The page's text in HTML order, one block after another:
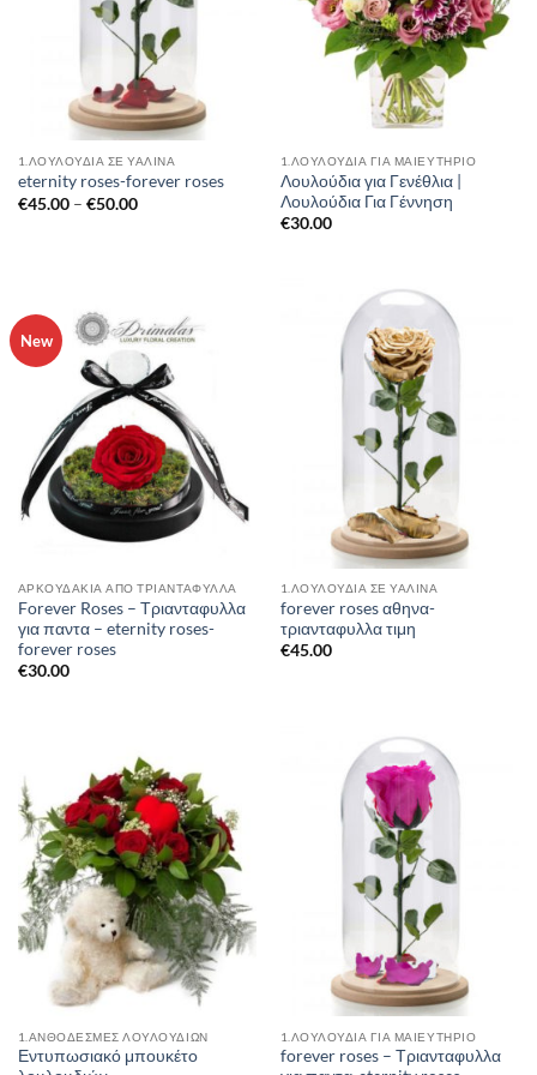
1.ΛΟΥΛΟΎΔΙΑ ΣΈ ΥΆΛΙΝΑ
eternity roses-forever roses
€45.00 – €50.00Price
1.ΛΟΥΛΟΥΔΙΑ ΓΙΑ ΜΑΙΕΥΤΗΡΙΟ
Λουλούδια για Γενέθλια |
Λουλούδια Για Γέννηση
€30.00
New
AΡΚΟΥΔΆΚΙΑ ΑΠΌ ΤΡΙΑΝΤΆΦΥΛΛΑ
Forever Roses – Τριανταφυλλα
για παντα – eternity roses-
forever roses
€30.00
1.ΛΟΥΛΟΎΔΙΑ ΣΈ ΥΆΛΙΝΑ
forever roses αθηνα-
τριανταφυλλα τιμη
€45.00
1.ΑΝΘΟΔΕΣΜΕΣ ΛΟΥΛΟΥΔΙΩΝ
Εντυπωσιακό μπουκέτo
1.ΛΟΥΛΟΥΔΙΑ ΓΙΑ ΜΑΙΕΥΤΗΡΙΟ
forever roses – Τριανταφυλλα